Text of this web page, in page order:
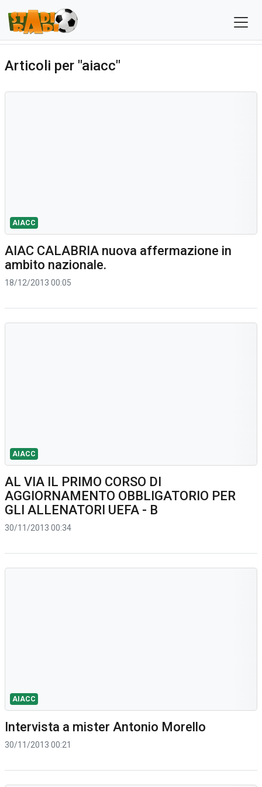
Articoli per "aiacc"
AIACC
AIAC CALABRIA nuova affermazione in
ambito nazionale.
18/12/2013 00:05
AIACC
AL VIA IL PRIMO CORSO DI
AGGIORNAMENTO OBBLIGATORIO PER
GLI ALLENATORI UEFA - B
30/11/2013 00:34
AIACC
Intervista a mister Antonio Morello
30/11/2013 00:21